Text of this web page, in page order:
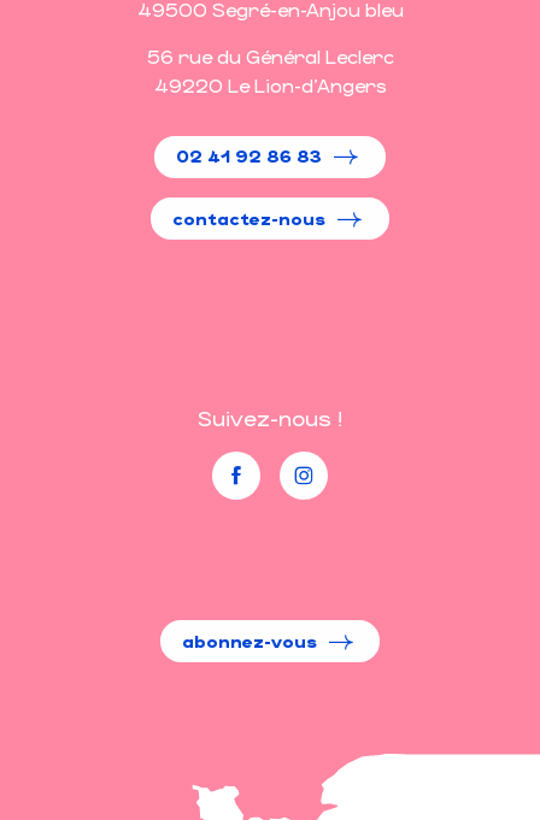
49500 Segré-en-Anjou bleu
56 rue du Général Leclerc
49220 Le Lion-d'Angers
02 41 92 86 83
contactez-nous
Suivez-nous !
abonnez-vous